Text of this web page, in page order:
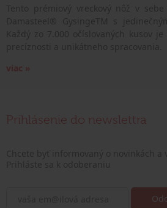
viac »
Prihlásenie do newslettra